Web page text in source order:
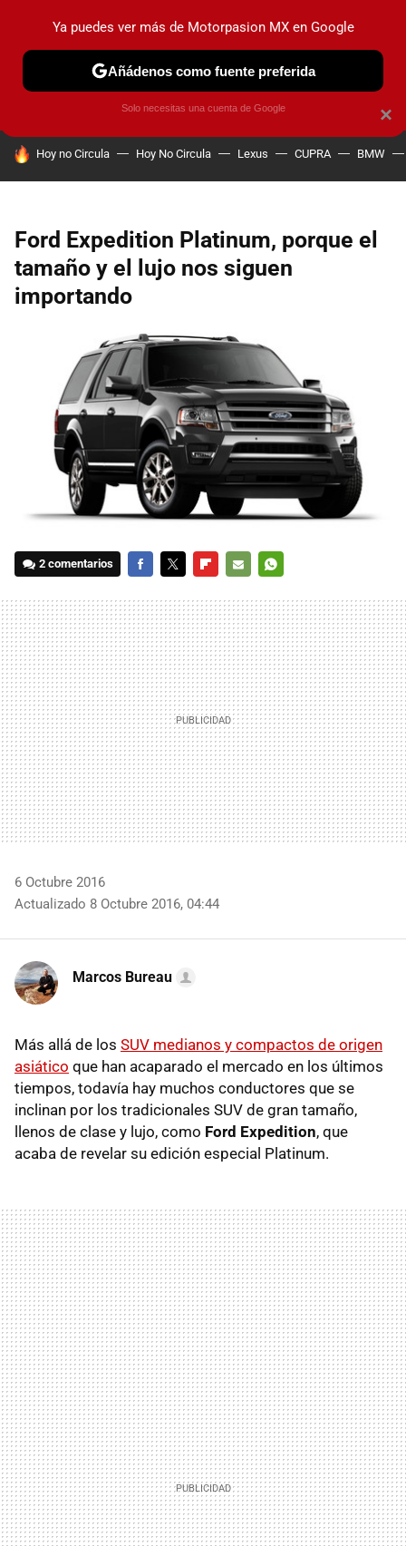
PRUEBAS INDUSTRIA HOY NO CIRCULA
HOY SE HABLA DE
Hoy no Circula Hoy No Circula Lexus CUPRA BMW
Ford Expedition Platinum, porque el
tamaño y el lujo nos siguen
importando
2 comentarios
MAIL
6 Octubre 2016
Actualizado 8 Octubre 2016, 04:44
Marcos Bureau
Más allá de los SUV medianos y compactos de origen
asiático que han acaparado el mercado en los últimos
tiempos, todavía hay muchos conductores que se
inclinan por los tradicionales SUV de gran tamaño,
llenos de clase y lujo, como Ford Expedition, que
acaba de revelar su edición especial Platinum.
×
Ya puedes ver más de Motorpasion MX en Google
Añádenos como fuente preferida
Solo necesitas una cuenta de Google